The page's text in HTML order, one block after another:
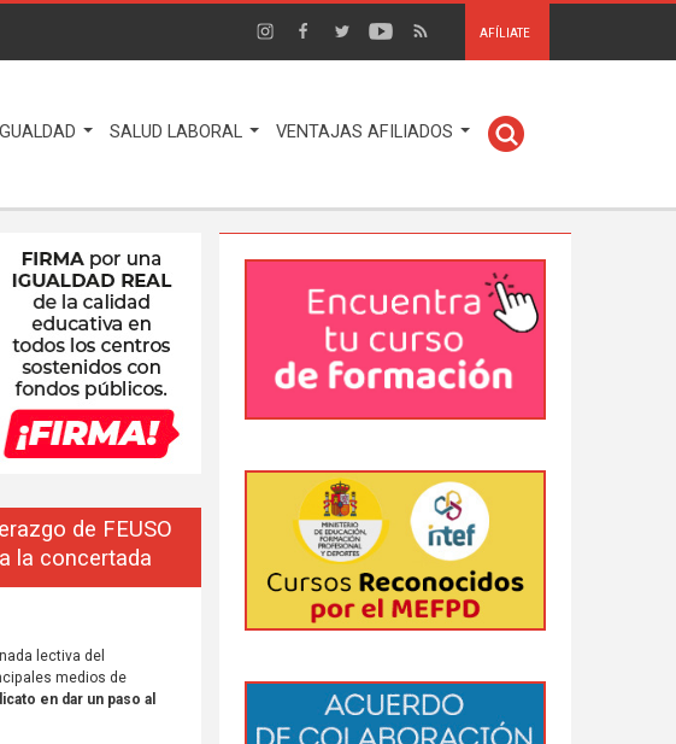
AFÍLIATE
SALUD LABORAL VENTAJAS AFILIADOS
de FEUSO
la concertada
lectiva del
medios de
en dar un paso al